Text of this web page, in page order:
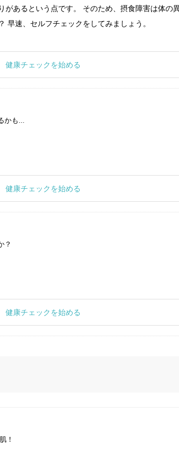
あるという点です。 そのため、摂食障害は体の
早速、セルフチェックをしてみましょう。
健康チェックを始める
も...
健康チェックを始める
？
健康チェックを始める
！